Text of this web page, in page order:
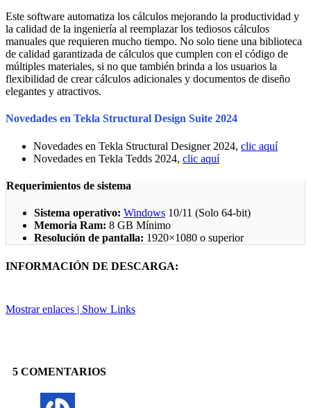
Este software automatiza los cálculos mejorando la productividad y
la calidad de la ingeniería al reemplazar los tediosos cálculos
manuales que requieren mucho tiempo. No solo tiene una biblioteca
de calidad garantizada de cálculos que cumplen con el código de
múltiples materiales, si no que también brinda a los usuarios la
flexibilidad de crear cálculos adicionales y documentos de diseño
elegantes y atractivos.
Novedades en Tekla Structural Design Suite 2024
Novedades en Tekla Structural Designer 2024, clic aquí
Novedades en Tekla Tedds 2024, clic aquí
Requerimientos de sistema
Sistema operativo: Windows 10/11 (Solo 64-bit)
Memoria Ram: 8 GB Mínimo
Resolución de pantalla: 1920×1080 o superior
INFORMACIÓN DE DESCARGA:
Mostrar enlaces | Show Links
5 COMENTARIOS